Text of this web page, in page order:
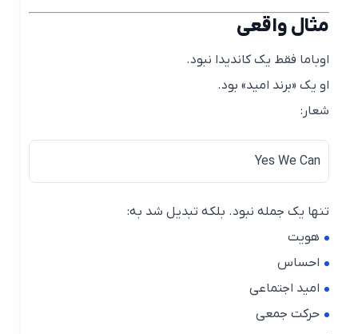
مثال واقعی
اوباما فقط یک کاندیدا نبود.
او یک «برند امید» بود.
شعار:
Yes We Can
تنها یک جمله نبود. بلکه تبدیل شد به:
هویت
احساس
امید اجتماعی
حرکت جمعی